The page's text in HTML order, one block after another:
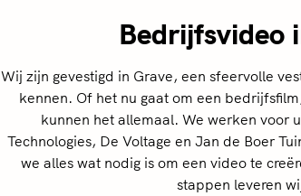
Bedrijfsvideo
Wij zijn gevestigd in Grave, een sfeervolle
kennen. Of het nu gaat om een
kunnen het allemaal. We werken voor
Technologies, De Voltage en Jan de Boer
we alles wat nodig is om een video te
stappen leveren